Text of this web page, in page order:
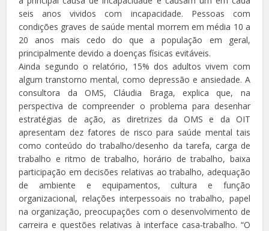
seis anos vividos com incapacidade. Pessoas com
condições graves de saúde mental morrem em média 10 a
20 anos mais cedo do que a população em geral,
principalmente devido a doenças físicas evitáveis.
Ainda segundo o relatório, 15% dos adultos vivem com
algum transtorno mental, como depressão e ansiedade. A
consultora da OMS, Cláudia Braga, explica que, na
perspectiva de compreender o problema para desenhar
estratégias de ação, as diretrizes da OMS e da OIT
apresentam dez fatores de risco para saúde mental tais
como conteúdo do trabalho/desenho da tarefa, carga de
trabalho e ritmo de trabalho, horário de trabalho, baixa
participação em decisões relativas ao trabalho, adequação
de ambiente e equipamentos, cultura e função
organizacional, relações interpessoais no trabalho, papel
na organização, preocupações com o desenvolvimento de
carreira e questões relativas à interface casa-trabalho. “O